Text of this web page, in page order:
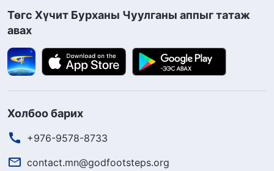
Төгс Хүчит Бурханы Чуулганы аппыг татаж
авах
Холбоо барих
+976-9578-8733
contact.mn@godfootsteps.org